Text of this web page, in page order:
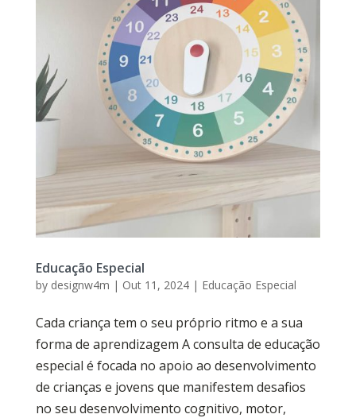
Educação Especial
by designw4m | Out 11, 2024| Educação Especial
Cada criança tem o seu próprio ritmo e a sua
forma de aprendizagem A consulta de educação
especial é focada no apoio ao desenvolvimento
de crianças e jovens que manifestem desafios
no seu desenvolvimento cognitivo, motor,